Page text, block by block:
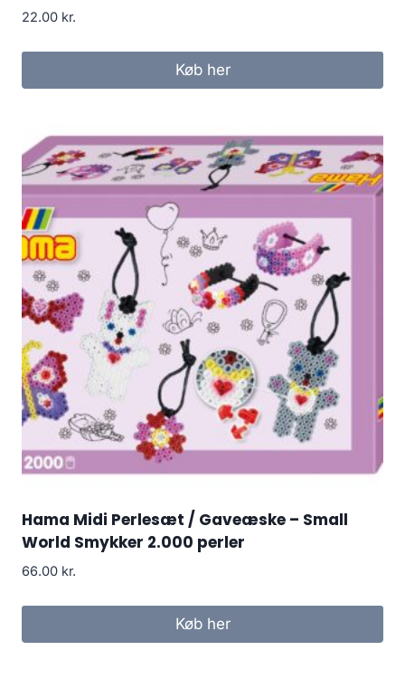
22.00 kr.
Køb her
Hama Midi Perlesæt / Gaveæske – Small
World Smykker 2.000 perler
66.00 kr.
Køb her